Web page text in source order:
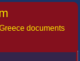
documents